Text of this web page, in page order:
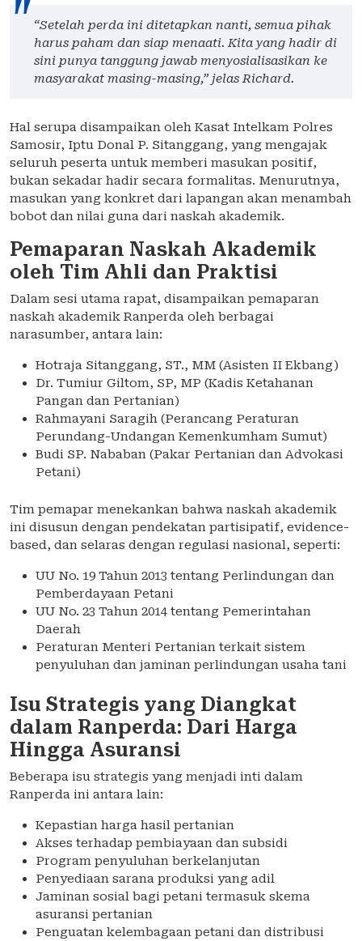
“Setelah perda ini ditetapkan nanti, semua pihak
harus paham dan siap menaati. Kita yang hadir di
sini punya tanggung jawab menyosialisasikan ke
masyarakat masing-masing,” jelas Richard.
Hal serupa disampaikan oleh Kasat Intelkam Polres
Samosir, Iptu Donal P. Sitanggang, yang mengajak
seluruh peserta untuk memberi masukan positif,
bukan sekadar hadir secara formalitas. Menurutnya,
masukan yang konkret dari lapangan akan menambah
bobot dan nilai guna dari naskah akademik.
Pemaparan Naskah Akademik
oleh Tim Ahli dan Praktisi
Dalam sesi utama rapat, disampaikan pemaparan
naskah akademik Ranperda oleh berbagai
narasumber, antara lain:
Hotraja Sitanggang, ST., MM (Asisten II Ekbang)
Dr. Tumiur Giltom, SP, MP (Kadis Ketahanan
Pangan dan Pertanian)
Rahmayani Saragih (Perancang Peraturan
Perundang-Undangan Kemenkumham Sumut)
Budi SP. Nababan (Pakar Pertanian dan Advokasi
Petani)
Tim pemapar menekankan bahwa naskah akademik
ini disusun dengan pendekatan partisipatif, evidence-
based, dan selaras dengan regulasi nasional, seperti:
UU No. 19 Tahun 2013 tentang Perlindungan dan
Pemberdayaan Petani
UU No. 23 Tahun 2014 tentang Pemerintahan
Daerah
Peraturan Menteri Pertanian terkait sistem
penyuluhan dan jaminan perlindungan usaha tani
Isu Strategis yang Diangkat
dalam Ranperda: Dari Harga
Hingga Asuransi
Beberapa isu strategis yang menjadi inti dalam
Ranperda ini antara lain:
Kepastian harga hasil pertanian
Akses terhadap pembiayaan dan subsidi
Program penyuluhan berkelanjutan
Penyediaan sarana produksi yang adil
Jaminan sosial bagi petani termasuk skema
asuransi pertanian
Penguatan kelembagaan petani dan distribusi